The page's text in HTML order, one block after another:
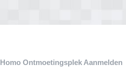
Homo Ontmoetingsplek Aanmelden